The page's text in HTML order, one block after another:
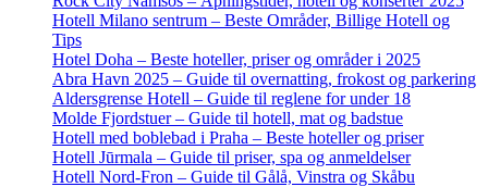
Hotell Milano sentrum – Beste Områder, Billige Hotell og
Tips
Hotel Doha – Beste hoteller, priser og områder i 2025
Abra Havn 2025 – Guide til overnatting, frokost og parkering
Aldersgrense Hotell – Guide til reglene for under 18
Molde Fjordstuer – Guide til hotell, mat og badstue
Hotell med boblebad i Praha – Beste hoteller og priser
Hotell Jūrmala – Guide til priser, spa og anmeldelser
Hotell Nord-Fron – Guide til Gålå, Vinstra og Skåbu